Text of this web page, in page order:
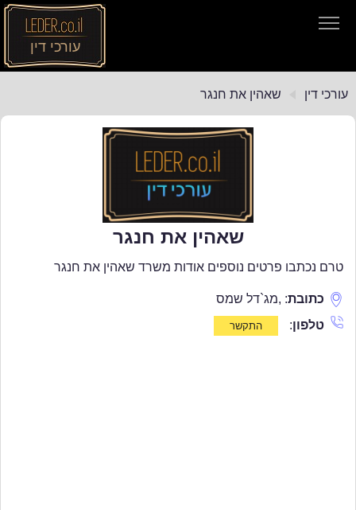
עורכי דין
עורכי דין
עורכי דין שאהין את חנגר
שאהין את חנגר
טרם נכתבו פרטים נוספים אודות משרד שאהין את חנגר
כתובת:
,מג`דל שמס
טלפון: